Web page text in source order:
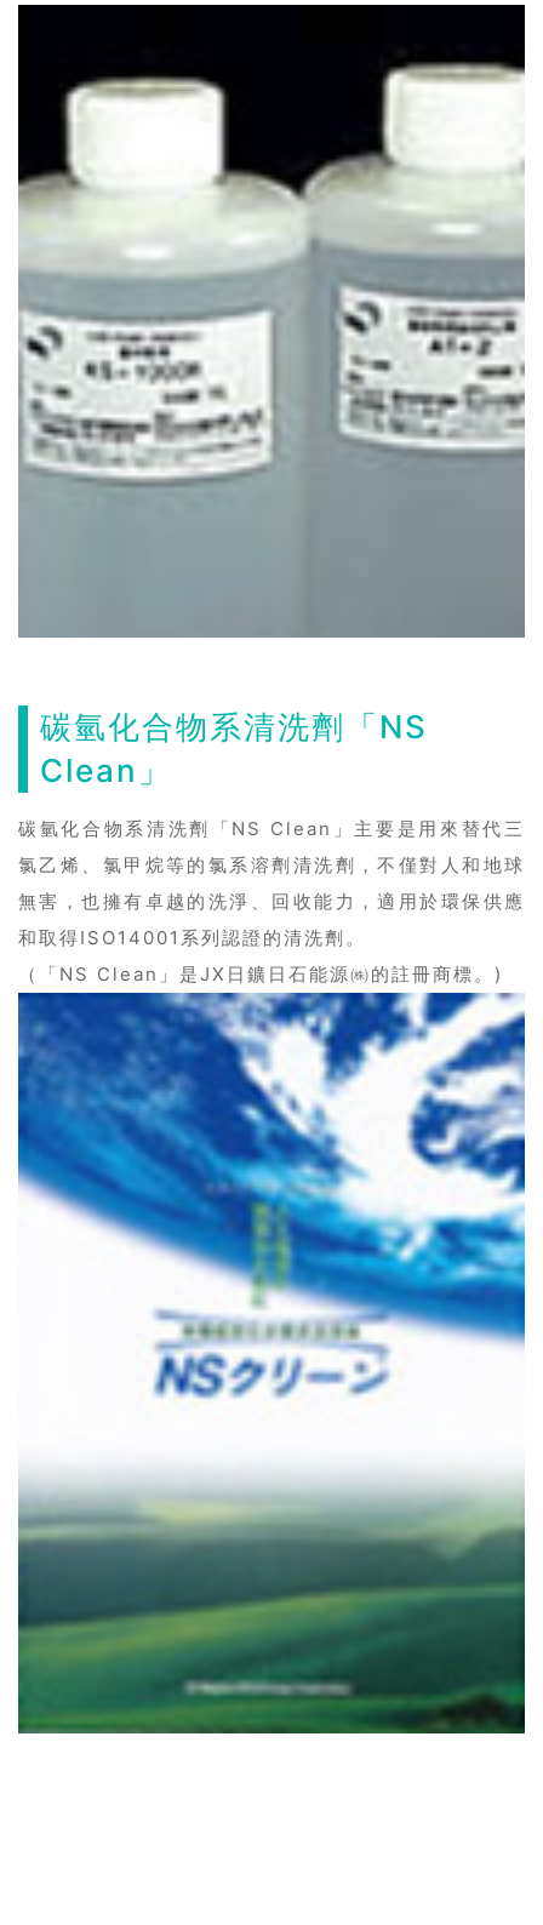
碳氫化合物系清洗劑「NS
Clean」
碳氫化合物系清洗劑「NS Clean」主要是用來替代三
氯乙烯、氯甲烷等的氯系溶劑清洗劑，不僅對人和地球
無害，也擁有卓越的洗淨、回收能力，適用於環保供應
和取得ISO14001系列認證的清洗劑。
（「NS Clean」是JX日鑛日石能源㈱的註冊商標。)